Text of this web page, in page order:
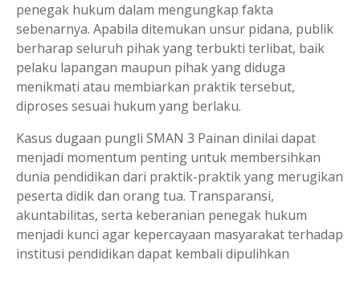
penegak hukum dalam mengungkap fakta
sebenarnya. Apabila ditemukan unsur pidana, publik
berharap seluruh pihak yang terbukti terlibat, baik
pelaku lapangan maupun pihak yang diduga
menikmati atau membiarkan praktik tersebut,
diproses sesuai hukum yang berlaku.
Kasus dugaan pungli SMAN 3 Painan dinilai dapat
menjadi momentum penting untuk membersihkan
dunia pendidikan dari praktik-praktik yang merugikan
peserta didik dan orang tua. Transparansi,
akuntabilitas, serta keberanian penegak hukum
menjadi kunci agar kepercayaan masyarakat terhadap
institusi pendidikan dapat kembali dipulihkan